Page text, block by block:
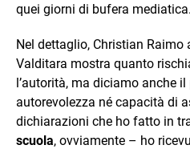
quei giorni di bufera mediatica.
Nel dettaglio, Christian Raimo
Valditara mostra quanto
l’autorità, ma diciamo anche
autorevolezza né capacità di
dichiarazioni che ho fatto in
scuola, ovviamente – ho